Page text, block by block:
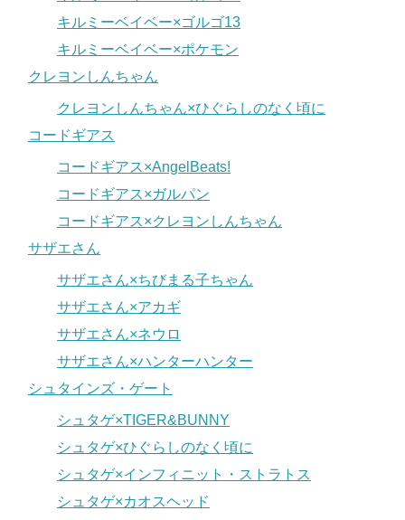
キルミーベイベー×ゴルゴ13
キルミーベイベー×ポケモン
クレヨンしんちゃん
クレヨンしんちゃん×ひぐらしのなく頃に
コードギアス
コードギアス×AngelBeats!
コードギアス×ガルパン
コードギアス×クレヨンしんちゃん
サザエさん
サザエさん×ちびまる子ちゃん
サザエさん×アカギ
サザエさん×ネウロ
サザエさん×ハンターハンター
シュタインズ・ゲート
シュタゲ×TIGER&BUNNY
シュタゲ×ひぐらしのなく頃に
シュタゲ×インフィニット・ストラトス
シュタゲ×カオスヘッド